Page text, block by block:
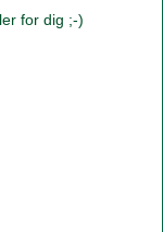
for dig ;-)